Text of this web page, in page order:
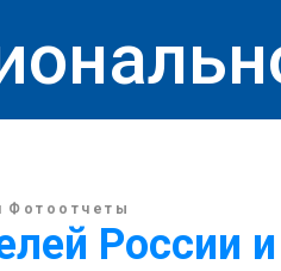
Фотоотчеты
России